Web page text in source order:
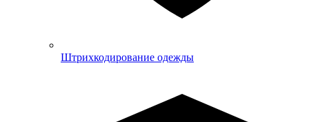
Штрихкодирование одежды